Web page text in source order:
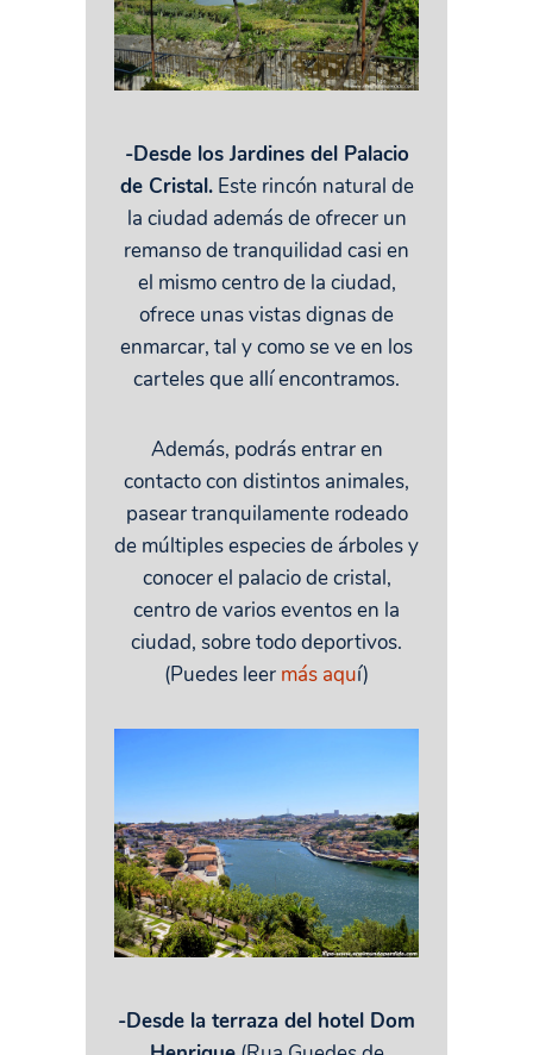
-Desde los Jardines del Palacio
de Cristal.Este rincón natural de
la ciudad además de ofrecer un
remanso de tranquilidad casi en
el mismo centro de la ciudad,
ofrece unas vistas dignas de
enmarcar, tal y como se ve en los
carteles que allí encontramos.
Además, podrás entrar en
contacto con distintos animales,
pasear tranquilamente rodeado
de múltiples especies de árboles y
conocer el palacio de cristal,
centro de varios eventos en la
ciudad, sobre todo deportivos.
(Puedes leer más aquí)
-Desde la terraza del hotel Dom